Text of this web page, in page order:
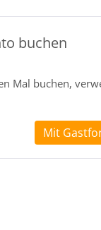
buchen
Mal buchen,
Mit